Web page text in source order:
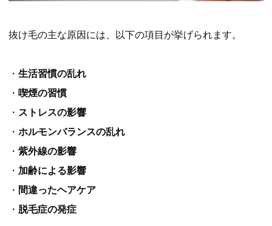
抜け毛の主な原因には、以下の項目が挙げられます。
・ 生活習慣の乱れ
・ 喫煙の習慣
・ ストレスの影響
・ ホルモンバランスの乱れ
・ 紫外線の影響
・ 加齢による影響
・ 間違ったヘアケア
・ 脱毛症の発症